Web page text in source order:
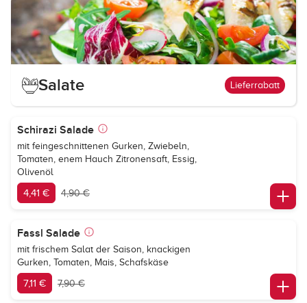
Salate Lieferrabatt
Schirazi Salade
mit feingeschnittenen Gurken, Zwiebeln,
Tomaten, enem Hauch Zitronensaft, Essig,
Olivenöl
4,41 € 4,90 €
Fassl Salade
mit frischem Salat der Saison, knackigen
Gurken, Tomaten, Mais, Schafskäse
7,11 € 7,90 €